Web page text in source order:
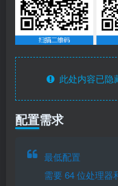
此处内容已隐
配置需求
最低配置
需要 64 位处理器